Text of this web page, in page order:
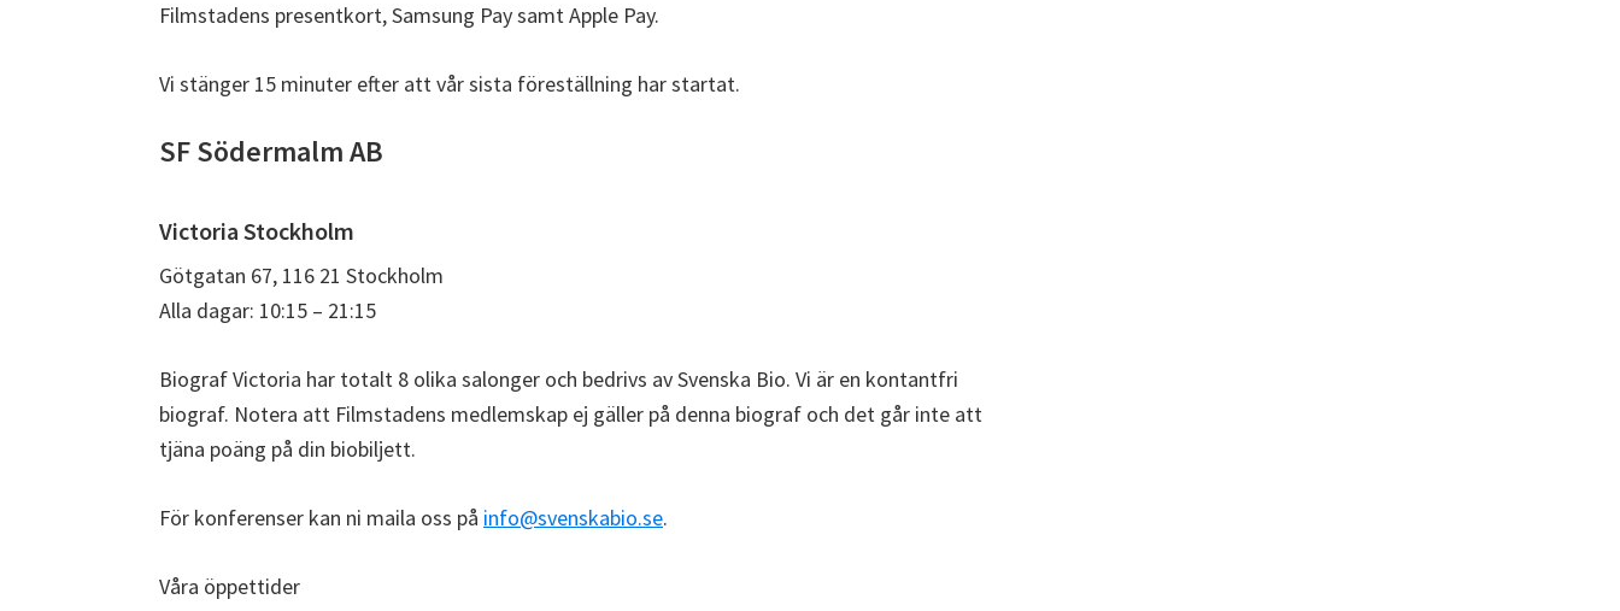
Filmstadens presentkort, Samsung Pay samt Apple Pay.
Vi stänger 15 minuter efter att vår sista föreställning har startat.
SF Södermalm AB
Victoria Stockholm
Götgatan 67, 116 21 Stockholm
Alla dagar: 10:15 – 21:15
Biograf Victoria har totalt 8 olika salonger och bedrivs av Svenska Bio. Vi är en kontantfri
biograf. Notera att Filmstadens medlemskap ej gäller på denna biograf och det går inte att
tjäna poäng på din biobiljett.
För konferenser kan ni maila oss på info@svenskabio.se.
Våra öppettider